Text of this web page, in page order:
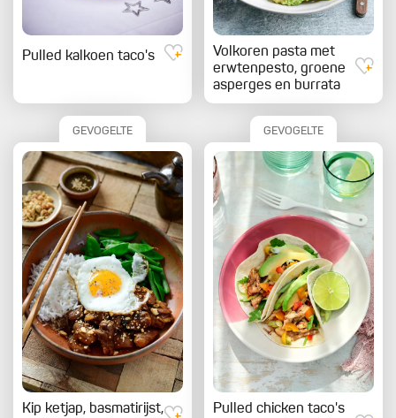
Pulled kalkoen taco's
Volkoren pasta met
erwtenpesto, groene
asperges en burrata
GEVOGELTE
Kip ketjap, basmatirijst,
GEVOGELTE
Pulled chicken taco's